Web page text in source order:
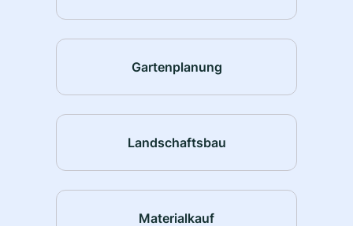
Gartenplanung
Landschaftsbau
Materialkauf